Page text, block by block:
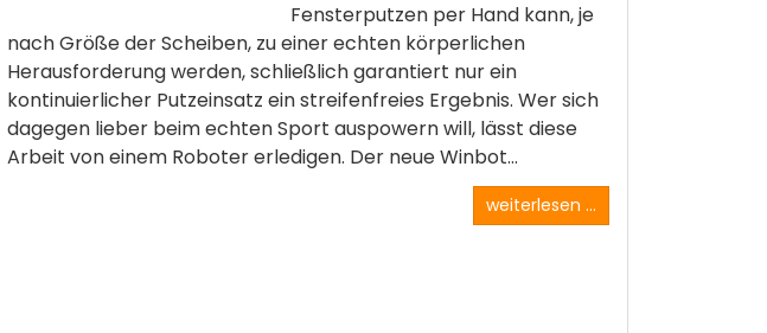
Fensterputzen per Hand kann, je
nach Größe der Scheiben, zu einer echten körperlichen
Herausforderung werden, schließlich garantiert nur ein
kontinuierlicher Putzeinsatz ein streifenfreies Ergebnis. Wer sich
dagegen lieber beim echten Sport auspowern will, lässt diese
Arbeit von einem Roboter erledigen. Der neue Winbot...
weiterlesen ...